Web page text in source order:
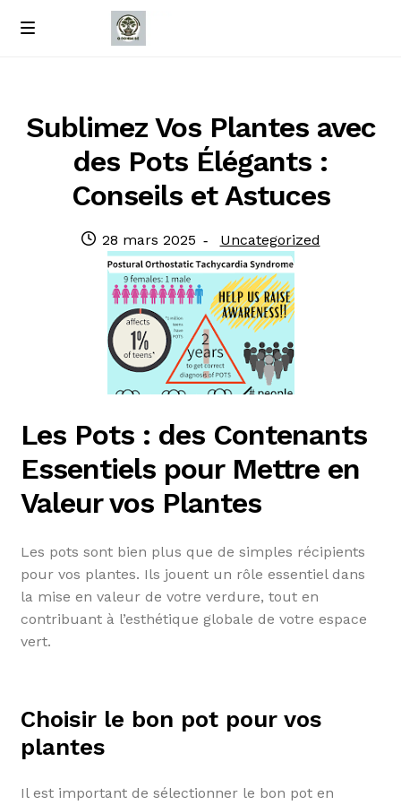
Passer
Passer
M
À propos de nous
Sublimez Vos Plantes avec
des Pots Élégants :
Conseils et Astuces
Publié
le
28 mars 2025
Catégorie
:
Uncategorized
Les Pots : des Contenants
Essentiels pour Mettre en
Valeur vos Plantes
Les pots sont bien plus que de simples récipients
pour vos plantes. Ils jouent un rôle essentiel dans
la mise en valeur de votre verdure, tout en
contribuant à l’esthétique globale de votre espace
vert.
Choisir le bon pot pour vos
plantes
Il est important de sélectionner le bon pot en